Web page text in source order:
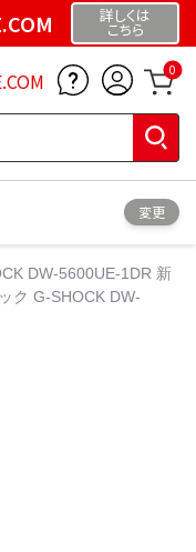
詳しくは
こちら
0
変更
DW-5600UE-1DR 新
ク G-SHOCK DW-